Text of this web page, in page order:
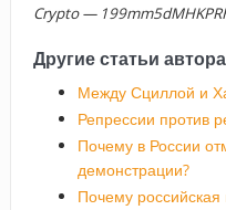
Crypto —
Другие статьи
Между Сциллой и
Репрессии против
Почему в России
демонстрации?
Почему российская